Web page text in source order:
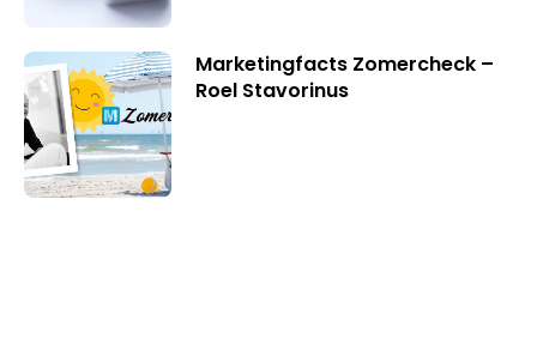
Marketingfacts Zomercheck –
Roel Stavorinus